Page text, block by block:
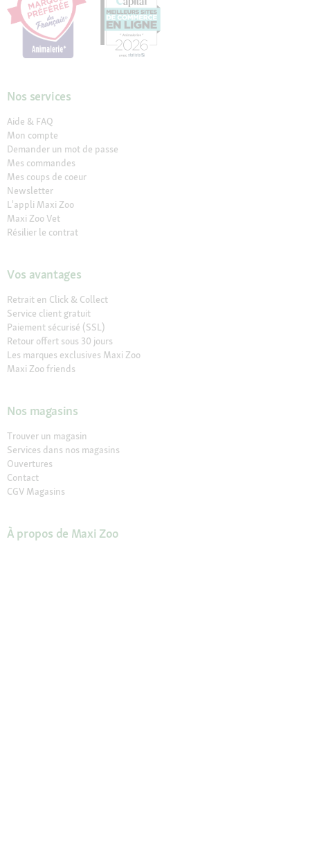
Nos services
Aide & FAQ
Mon compte
Demander un mot de passe
Mes commandes
Mes coups de coeur
Newsletter
L'appli Maxi Zoo
Maxi Zoo Vet
Résilier le contrat
Vos avantages
Retrait en Click & Collect
Service client gratuit
Paiement sécurisé (SSL)
Retour offert sous 30 jours
Les marques exclusives Maxi Zoo
Maxi Zoo friends
Nos magasins
Trouver un magasin
Services dans nos magasins
Ouvertures
Contact
CGV Magasins
À propos de Maxi Zoo